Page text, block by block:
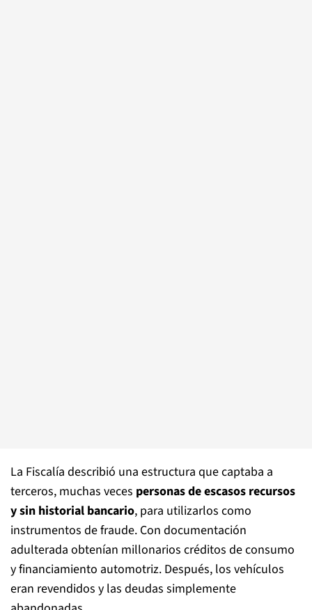
La Fiscalía describió una estructura que captaba a
terceros, muchas veces personas de escasos recursos
y sin historial bancario, para utilizarlos como
instrumentos de fraude. Con documentación
adulterada obtenían millonarios créditos de consumo
y financiamiento automotriz. Después, los vehículos
eran revendidos y las deudas simplemente